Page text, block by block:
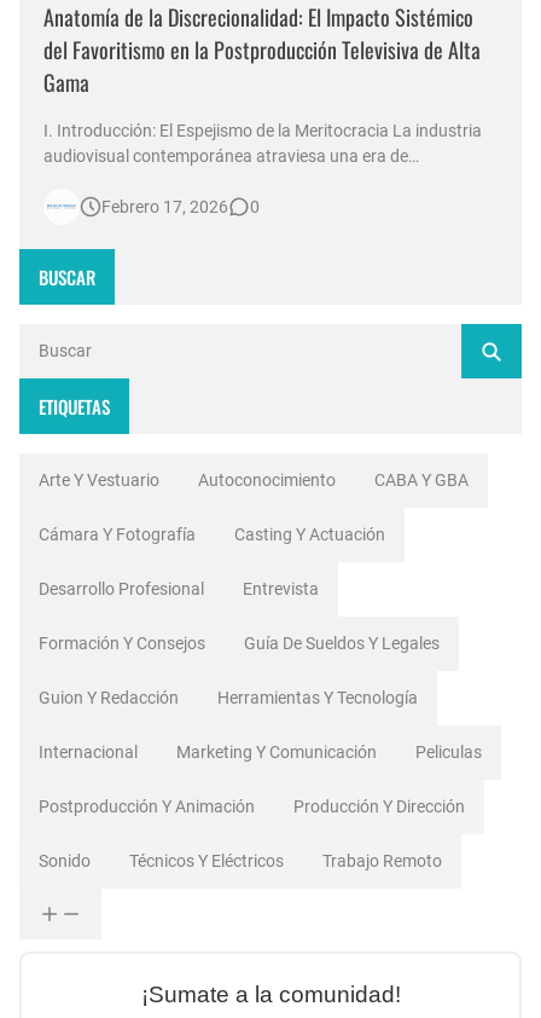
Anatomía de la Discrecionalidad: El Impacto Sistémico
del Favoritismo en la Postproducción Televisiva de Alta
Gama
I. Introducción: El Espejismo de la Meritocracia La industria
audiovisual contemporánea atraviesa una era de
noticias en Argentina invierten millones de dólares en
Febrero 17, 2026 0
BUSCAR
ETIQUETAS
Arte Y Vestuario Autoconocimiento CABA Y GBA
Cámara Y Fotografía Casting Y Actuación
Desarrollo Profesional Entrevista
Formación Y Consejos Guía De Sueldos Y Legales
Guion Y Redacción Herramientas Y Tecnología
Internacional Marketing Y Comunicación Peliculas
Postproducción Y Animación Producción Y Dirección
Sonido Técnicos Y Eléctricos Trabajo Remoto
¡Sumate a la comunidad!